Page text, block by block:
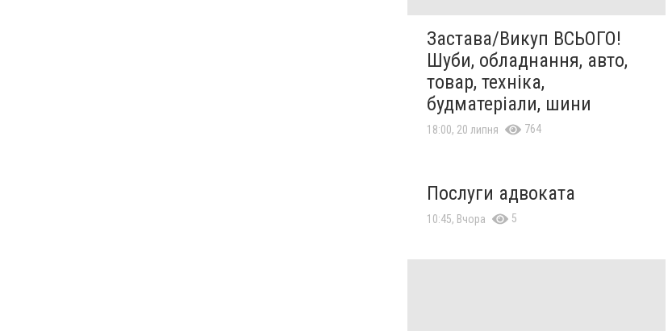
Застава/Викуп ВСЬОГО!
Шуби, обладнання, авто,
товар, техніка,
будматеріали, шини
18:00, 20 липня 764
Послуги адвоката
10:45, Вчора 5